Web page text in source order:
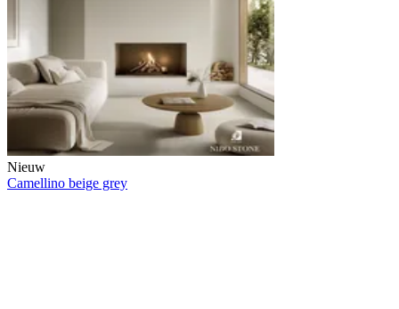
Nieuw
Camellino beige grey